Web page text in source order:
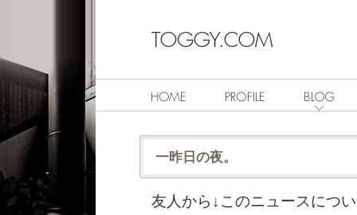
一昨日の夜。
友人から↓このニュースにつ